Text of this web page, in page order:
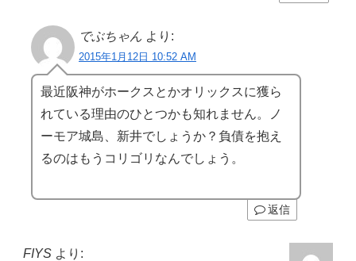
でぶちゃん より:
2015年1月12日 10:52 AM
最近阪神がホークスとかオリックスに獲ら
れている理由のひとつかも知れません。ノ
ーモア城島、新井でしょうか？負債を抱え
るのはもうコリゴリなんでしょう。
返信
FIYS より: